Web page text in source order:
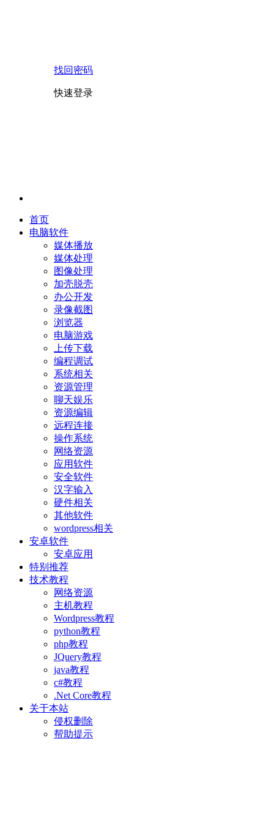
找回密码
快速登录
首页
电脑软件
媒体播放
媒体处理
图像处理
加壳脱壳
办公开发
录像截图
浏览器
电脑游戏
上传下载
编程调试
系统相关
资源管理
聊天娱乐
资源编辑
远程连接
操作系统
网络资源
应用软件
安全软件
汉字输入
硬件相关
其他软件
wordpress相关
安卓软件
安卓应用
特别推荐
技术教程
网络资源
主机教程
Wordpress教程
python教程
php教程
JQuery教程
java教程
c#教程
.Net Core教程
关于本站
侵权删除
帮助提示